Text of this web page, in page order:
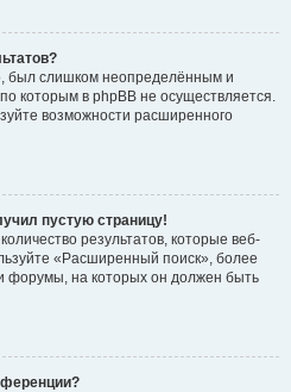
был слишком неопределённым и
которым в phpBB не осуществляется.
возможности расширенного
пустую страницу!
результатов, которые веб-
«Расширенный поиск», более
форумы, на которых он должен быть